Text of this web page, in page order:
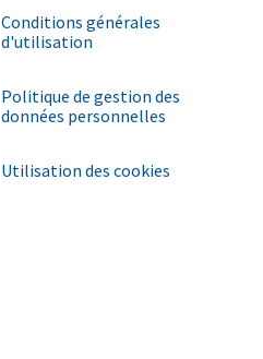
Conditions générales
d'utilisation
Politique de gestion des
données personnelles
Utilisation des cookies